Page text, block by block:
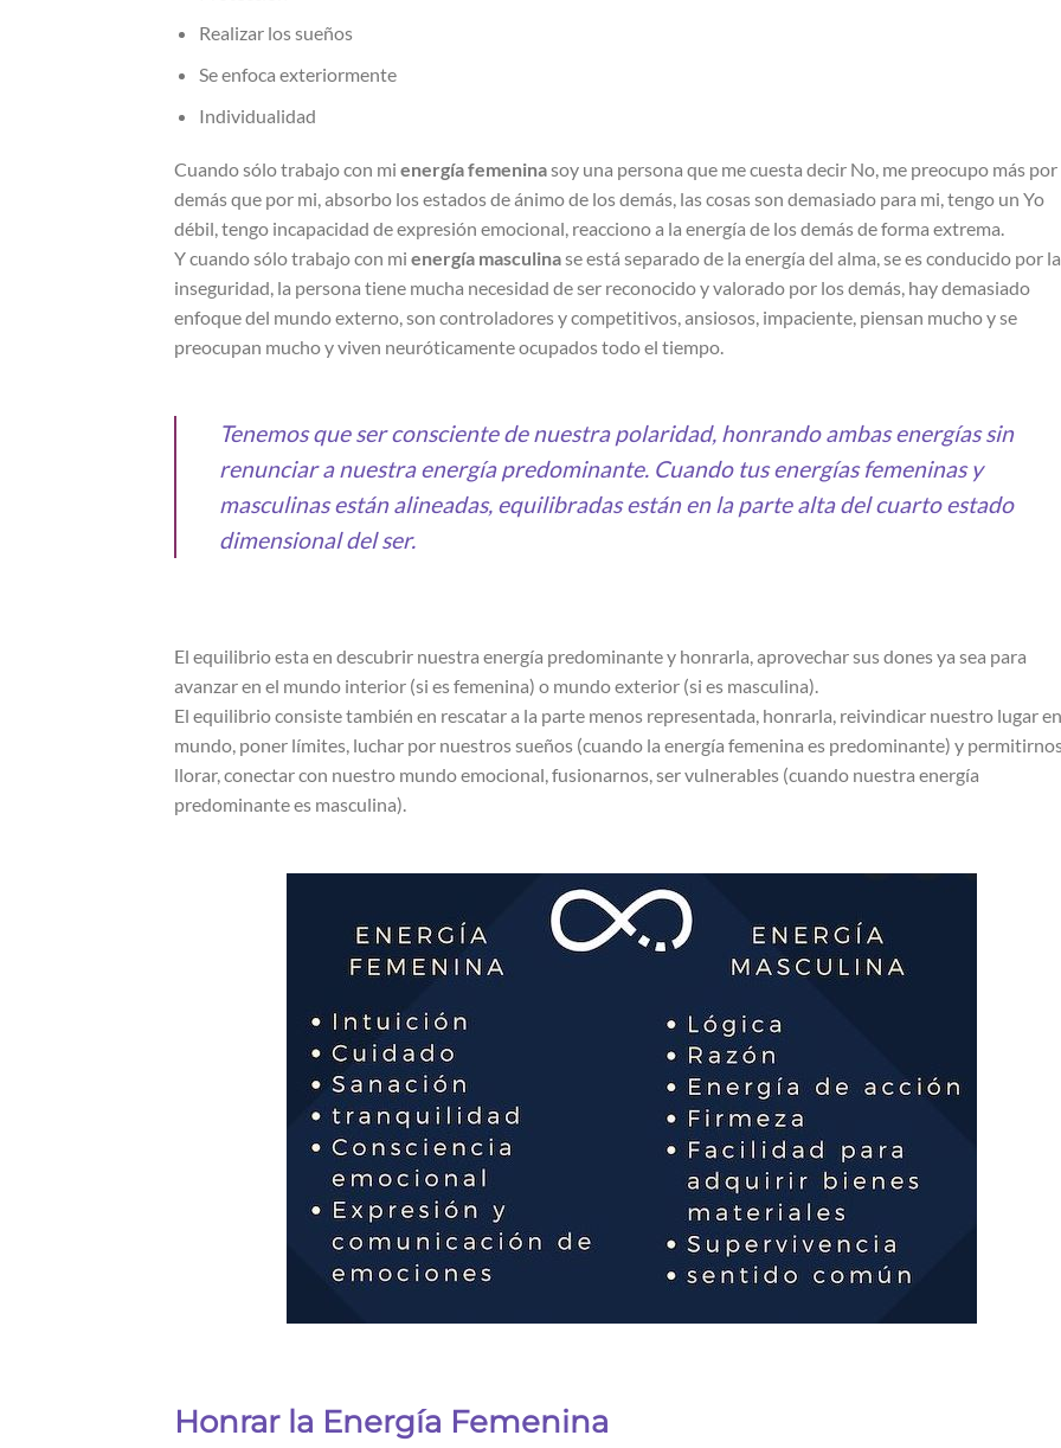
Realizar los sueños
Se enfoca exteriormente
Individualidad
Cuando sólo trabajo con mi energía femeninasoy una persona que me cuesta decir No, me preocupo más
demás que por mi, absorbo los estados de ánimo de los demás, las cosas son demasiado para mi, tengo un Yo
débil, tengo incapacidad de expresión emocional, reacciono a la energía de los demás de forma extrema.
Y cuando sólo trabajo con mi energía masculinase está separado de la energía del alma, se es conducido por la
inseguridad, la persona tiene mucha necesidad de ser reconocido y valorado por los demás, hay demasiado
enfoque del mundo externo, son controladores y competitivos, ansiosos, impaciente, piensan mucho y se
preocupan mucho y viven neuróticamente ocupados todo el tiempo.
Tenemos que ser consciente de nuestra polaridad, honrando ambas energías sin
renunciar a nuestra energía predominante. Cuando tus energías femeninas y
masculinas están alineadas, equilibradas están en la parte alta del cuarto estado
dimensional del ser.
El equilibrio esta en descubrir nuestra energía predominante y honrarla, aprovechar sus dones ya sea para
avanzar en el mundo interior (si es femenina) o mundo exterior (si es masculina).
El equilibrio consiste también en rescatar a la parte menos representada, honrarla, reivindicar nuestro lugar
mundo, poner límites, luchar por nuestros sueños (cuando la energía femenina es predominante) y
llorar, conectar con nuestro mundo emocional, fusionarnos, ser vulnerables (cuando nuestra energía
predominante es masculina).
Honrar la Energía Femenina